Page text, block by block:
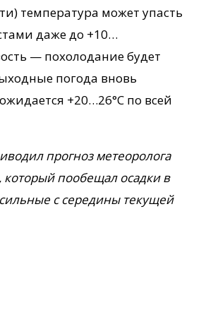
температура может упасть
даже до +10…
— похолодание будет
погода вновь
+20…26°C по всей
прогноз метеоролога
который пообещал осадки в
с середины текущей